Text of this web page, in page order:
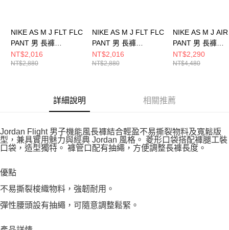
NIKE AS M J FLT FLC
PANT 男 長褲
FV7252091
NT$2,016
NT$2,880
NIKE AS M J FLT FLC
PANT 男 長褲
FV7252010
NT$2,016
NT$2,880
NIKE AS M J
PANT 男 長褲
FZ2135045
NT$2,290
NT$4,480
詳細說明 相關推薦
Jordan Flight 男子機能風長褲結合輕盈不易撕裂物料及寬鬆版
型，兼具實用魅力與經典 Jordan 風格。 菱形口袋搭配褲腿工裝
口袋，造型獨特。 褲管口配有抽繩，方便調整長褲長度。
優點
不易撕裂梭織物料，強韌耐用。
彈性腰頭設有抽繩，可隨意調整鬆緊。